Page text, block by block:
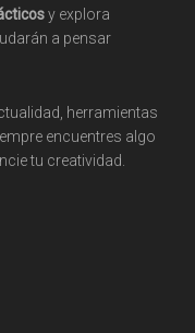
y explora
a pensar
herramientas
encuentres algo
tu creatividad.